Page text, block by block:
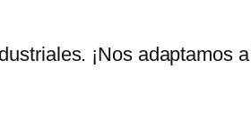
¡Nos adaptamos